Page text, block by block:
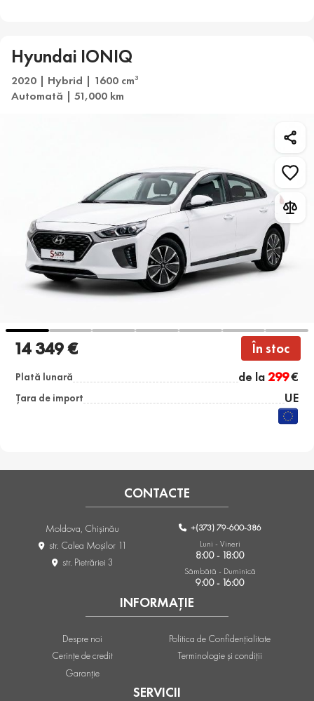
Hyundai IONIQ
2020 | Hybrid | 1600 cm3
Automată | 51,000 km
14 349 € În stoc
Plată lunară de la299€
Țara de import UE
SERVICII
INFORMAȚIE
Despre noi
Cerințe de credit
Garanție
Politica de Confidențialitate
Terminologie și condiții
CONTACTE
Moldova, Chişinău
str. Calea Moşilor 11
str. Pietrăriei 3
+(373) 79-600-386
Luni - Vineri
8:00 - 18:00
Sâmbătă - Duminică
9:00 - 16:00